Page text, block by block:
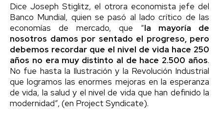
Dice Joseph Stiglitz, el otrora economista jefe del
Banco Mundial, quien se pasó al lado crítico de las
economías de mercado, que “la mayoría de
nosotros damos por sentado el progreso, pero
debemos recordar que el nivel de vida hace 250
años no era muy distinto al de hace 2.500 años.
No fue hasta la Ilustración y la Revolución Industrial
que logramos las enormes mejoras en la esperanza
de vida, la salud y el nivel de vida que han definido la
modernidad”, (en Project Syndicate).